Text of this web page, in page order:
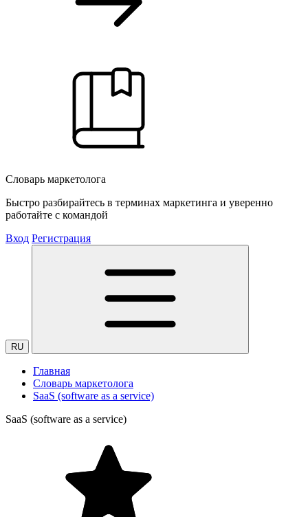
Словарь маркетолога
Быстро разбирайтесь в терминах маркетинга и уверенно
работайте с командой
Вход Регистрация
RU
Главная
Словарь маркетолога
SaaS (software as a service)
SaaS (software as a service)